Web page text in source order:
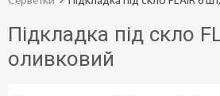
Підкладка під скло
оливковий